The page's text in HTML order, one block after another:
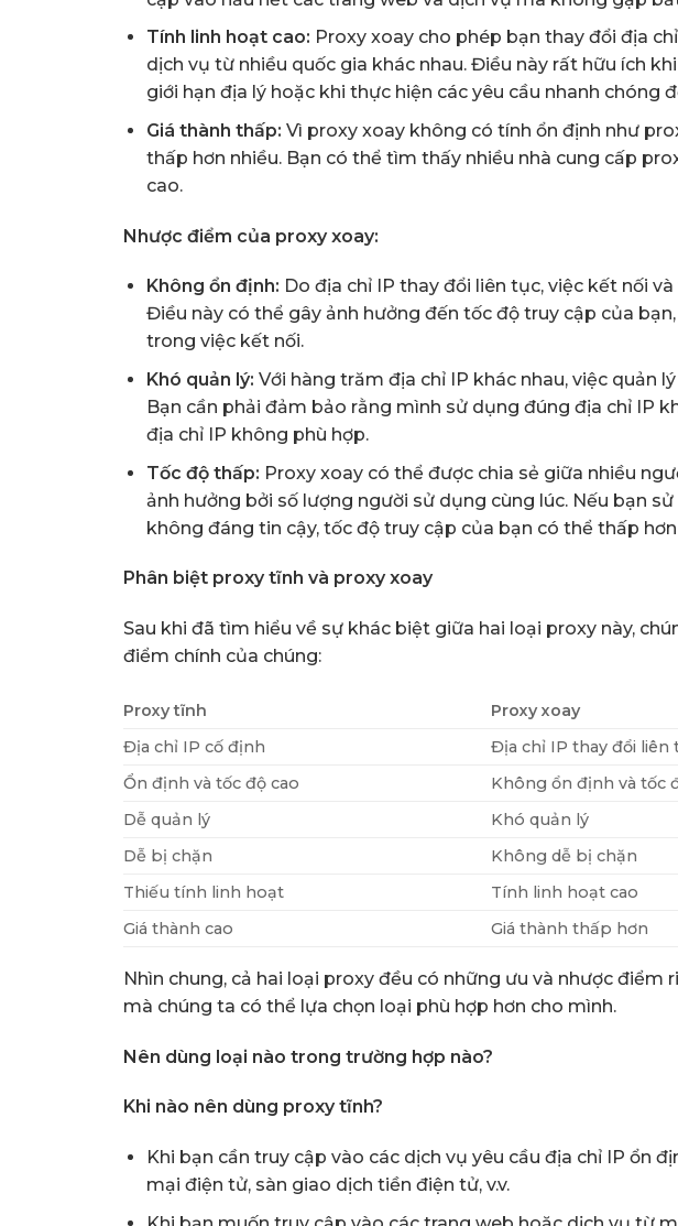
Tính linh hoạt cao: Proxy xoay cho phép bạn thay đổi địa
dịch vụ từ nhiều quốc gia khác nhau. Điều này rất hữu ích
giới hạn địa lý hoặc khi thực hiện các yêu cầu nhanh chóng
Giá thành thấp: Vì proxy xoay không có tính ổn định như
thấp hơn nhiều. Bạn có thể tìm thấy nhiều nhà cung cấp
cao.
Nhược điểm của proxy xoay:
Không ổn định: Do địa chỉ IP thay đổi liên tục, việc kết nối
Điều này có thể gây ảnh hưởng đến tốc độ truy cập của
trong việc kết nối.
Khó quản lý: Với hàng trăm địa chỉ IP khác nhau, việc quản
Bạn cần phải đảm bảo rằng mình sử dụng đúng địa chỉ IP
địa chỉ IP không phù hợp.
Tốc độ thấp: Proxy xoay có thể được chia sẻ giữa nhiều
ảnh hưởng bởi số lượng người sử dụng cùng lúc. Nếu bạn
không đáng tin cậy, tốc độ truy cập của bạn có thể thấp
Phân biệt proxy tĩnh và proxy xoay
Sau khi đã tìm hiểu về sự khác biệt giữa hai loại proxy này,
điểm chính của chúng:
Proxy tĩnh
Proxy xoay
Địa chỉ IP cố định
Địa chỉ IP thay đổi liên
Ổn định và tốc độ cao
Không ổn định và tốc
Dễ quản lý
Khó quản lý
Dễ bị chặn
Không dễ bị chặn
Thiếu tính linh hoạt
Tính linh hoạt cao
Giá thành cao
Giá thành thấp hơn
Nhìn chung, cả hai loại proxy đều có những ưu và nhược
mà chúng ta có thể lựa chọn loại phù hợp hơn cho mình.
Nên dùng loại nào trong trường hợp nào?
Khi nào nên dùng proxy tĩnh?
Khi bạn cần truy cập vào các dịch vụ yêu cầu địa chỉ IP ổn
mại điện tử, sàn giao dịch tiền điện tử, v.v.